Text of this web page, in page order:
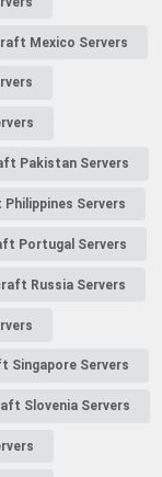
Mexico Servers
Pakistan Servers
Servers
Portugal Servers
Russia Servers
Singapore Servers
Slovenia Servers